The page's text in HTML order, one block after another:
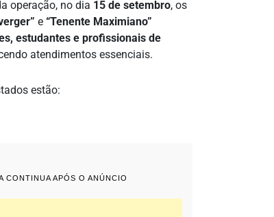
operação, no dia 15 de setembro, os
e “Tenente Maximiano”
estudantes e profissionais de
atendimentos essenciais.
estão:
CONTINUA APÓS O ANÚNCIO